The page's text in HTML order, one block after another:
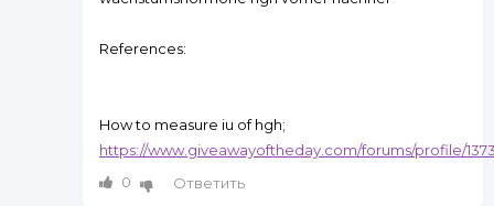
References:
How to measure iu of hgh;
https://www.giveawayoftheday.com/forums/profile/
0
Ответить